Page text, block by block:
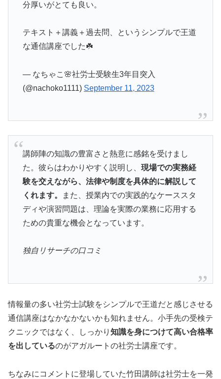
分厚いがとても良い。
テキスト＋講義＋過去問、というシンプルで王道
な通信講座でした☘️
— なちゃこ🌸社労士受験生3年目突入
(@nachoko1111) September 11, 2023
講師陣の知識の豊富さと熱意に感銘を受けまし
た。彼らはわかりやすく説明し、 現場での実務経
験を交えながら、法律や制度を具体的に解説して
くれます。
また、授業内での実践的なケーススタ
ディや演習問題は、理論を実際の業務に応用する
ための貴重な機会となっています。
独自リサーチの口コミ
情報量の多い社労士試験をシンプルで王道だと感じさせる
通信講座はなかなかないかも知れません。小手先の受検テ
クニックではなく、しっかり 知識を身につけて高い合格率
を出しているのがアガルートの社労士講座です。
ちなみにコメントに登場していた竹田講師は社労士を一発